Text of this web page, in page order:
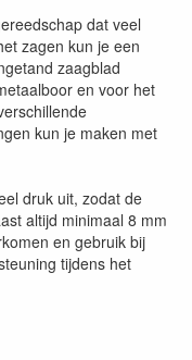
dat veel
zagen kun je een
zaagblad
en voor het
kun je maken met
druk uit, zodat de
altijd minimaal 8 mm
en gebruik bij
tijdens het